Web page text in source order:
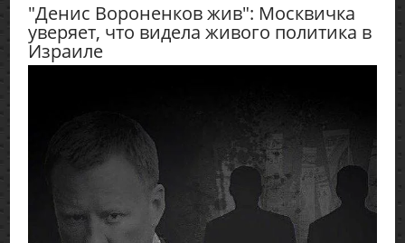
"Денис Вороненков жив": Москвичка
уверяет, что видела живого политика в
Израиле